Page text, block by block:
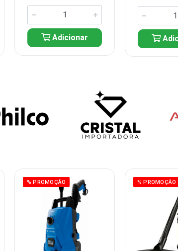
Adicionar
% PROMOÇÃO % PROMOÇÃO